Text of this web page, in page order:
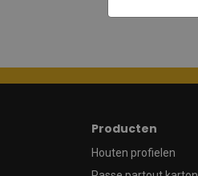
Producten
Houten profielen